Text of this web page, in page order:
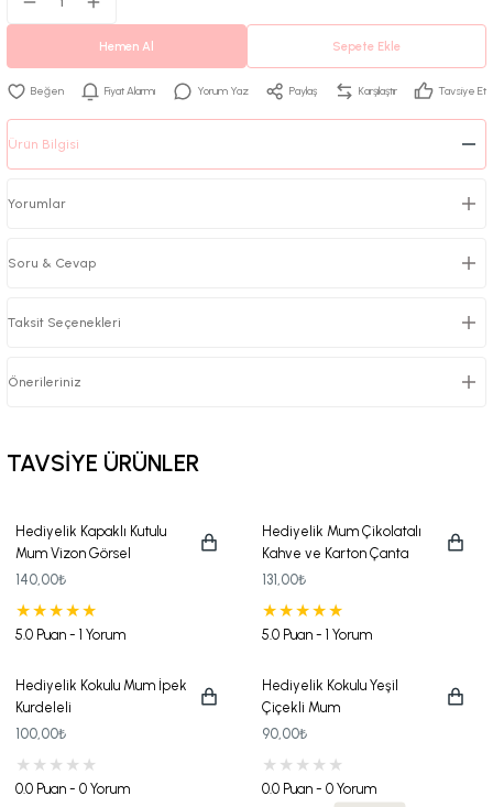
Hemen Al Sepete Ekle
Fiyat Alarmı Yorum Yaz Paylaş Karşılaştır Tavsiye Et
Ürün Bilgisi
Yorumlar
Soru & Cevap
Taksit Seçenekleri
Önerileriniz
TAVSİYE ÜRÜNLER
Hediyelik Kapaklı Kutulu
Mum Vizon Görsel
140,00₺
5.0 Puan - 1 Yorum
Hediyelik Mum Çikolatalı
Kahve ve Karton Çanta
Seti
131,00₺
5.0 Puan - 1 Yorum
Hediyelik Kokulu Mum İpek
Kurdeleli
100,00₺
0.0 Puan - 0 Yorum
Hediyelik Kokulu Yeşil
Çiçekli Mum
90,00₺
0.0 Puan - 0 Yorum